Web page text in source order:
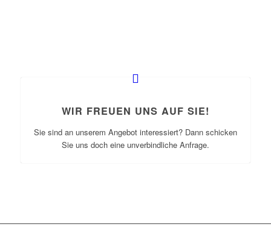
WIR FREUEN UNS AUF SIE!
Sie sind an unserem Angebot interessiert? Dann schicken
Sie uns doch eine unverbindliche Anfrage.